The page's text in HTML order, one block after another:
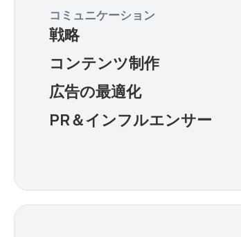
コミュニケーション
戦略
コンテンツ制作
広告の最適化
PR＆インフルエンサー